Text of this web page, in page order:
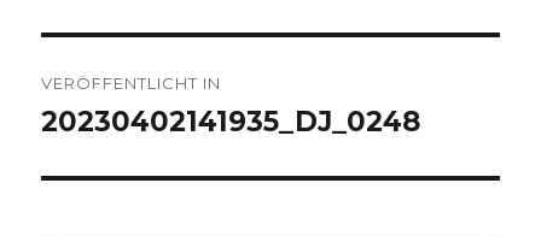
VERÖFFENTLICHT IN
20230402141935_DJ_0248